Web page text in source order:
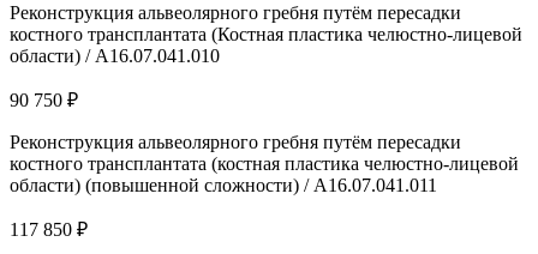
Реконструкция альвеолярного гребня путём пересадки
костного трансплантата (Костная пластика челюстно-лицевой
области) / A16.07.041.010
90 750 ₽
Реконструкция альвеолярного гребня путём пересадки
костного трансплантата (костная пластика челюстно-лицевой
области) (повышенной сложности) / A16.07.041.011
117 850 ₽